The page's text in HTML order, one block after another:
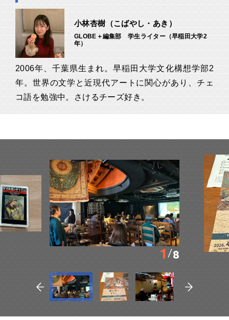
小林杏樹（こばやし・あき）
GLOBE＋編集部 学生ライター（早稲田大学2
年）
2006年、千葉県生まれ。早稲田大学文化構想学部2
年。世界の文学と近現代アートに関心があり、チェ
コ語を勉強中。さけるチーズ好き。
1 8